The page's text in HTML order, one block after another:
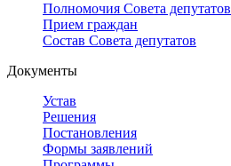
Полномочия Совета депутатов
Прием граждан
Состав Совета депутатов
Документы
Устав
Решения
Постановления
Формы заявлений